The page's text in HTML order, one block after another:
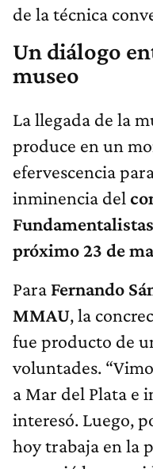
de la técnica
Un diálogo
museo
La llegada de la
produce en un
efervescencia
inminencia del
próximo 23 de
Para Fernando
MMAU, la
fue producto de
voluntades.
a Mar del Plata e
interesó. Luego,
hoy trabaja en la